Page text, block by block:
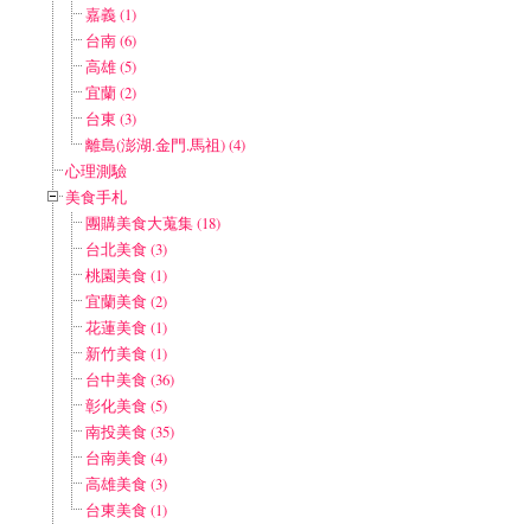
嘉義 (1)
台南 (6)
高雄 (5)
宜蘭 (2)
台東 (3)
離島(澎湖.金門.馬祖) (4)
心理測驗
美食手札
團購美食大蒐集 (18)
台北美食 (3)
桃園美食 (1)
宜蘭美食 (2)
花蓮美食 (1)
新竹美食 (1)
台中美食 (36)
彰化美食 (5)
南投美食 (35)
台南美食 (4)
高雄美食 (3)
台東美食 (1)